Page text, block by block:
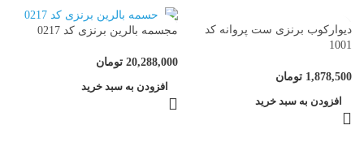
دیوارکوب برنزی ست پروانه کد
1001
1,878,500 تومان
افزودن به سبد خرید
مجسمه بالرین برنزی کد 0217
20,288,000 تومان
افزودن به سبد خرید